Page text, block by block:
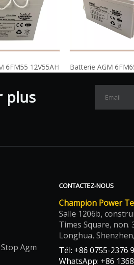
6FM55 12V55AH Batterie AGM
plus
Agm
CONTACTEZ-NOUS
Champion Power
Salle 1206b,
Times Square, non.
Longhua,
Tél: +86 0755-2376
WhatsApp: +86